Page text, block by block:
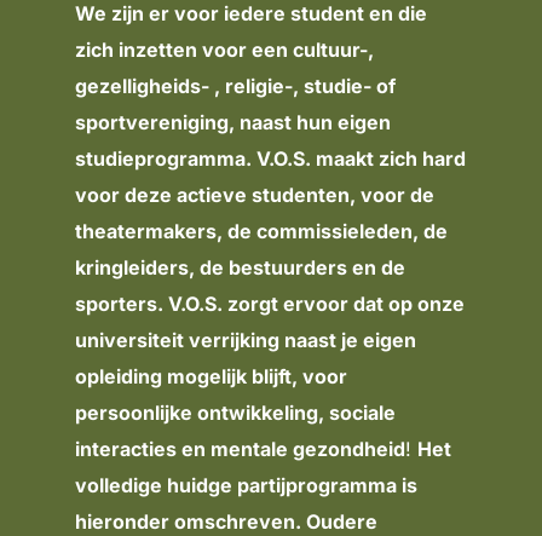
We zijn er voor iedere student en die
zich inzetten voor een cultuur-,
gezelligheids- , religie-, studie- of
sportvereniging, naast hun eigen
studieprogramma. V.O.S. maakt zich hard
voor deze actieve studenten, voor de
theatermakers, de commissieleden, de
kringleiders, de bestuurders en de
sporters. V.O.S. zorgt ervoor dat op onze
universiteit verrijking naast je eigen
opleiding mogelijk blijft, voor
persoonlijke ontwikkeling, sociale
interacties en mentale gezondheid! Het
volledige huidge partijprogramma is
hieronder omschreven. Oudere